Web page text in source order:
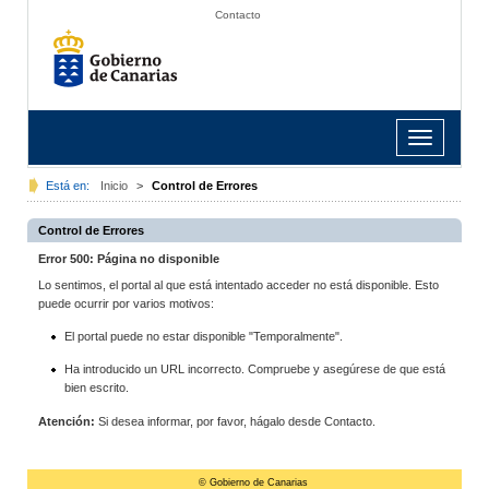
Contacto
Toggle
navigation
Está en: Inicio > Control de Errores
Control de Errores
Error 500: Página no disponible
Lo sentimos, el portal al que está intentado acceder no está disponible. Esto
puede ocurrir por varios motivos:
El portal puede no estar disponible "Temporalmente".
Ha introducido un URL incorrecto. Compruebe y asegúrese de que está
bien escrito.
Atención: Si desea informar, por favor, hágalo desde Contacto.
© Gobierno de Canarias